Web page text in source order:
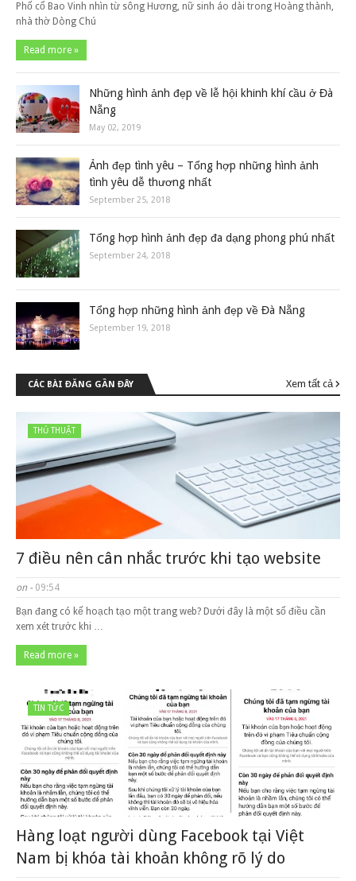
Phố cổ Bao Vinh nhìn từ sông Hương, nữ sinh áo dài trong Hoàng thành,
nhà thờ Dòng Chú
Read more »
Những hình ảnh đẹp về lễ hội khinh khí cầu ở Đà
Nẵng
May 02, 2019
Ảnh đẹp tình yêu – Tổng hợp những hình ảnh
tình yêu dễ thương nhất
September 25, 2018
Tổng hợp hình ảnh đẹp đa dạng phong phú nhất
September 24, 2018
Tổng hợp những hình ảnh đẹp về Đà Nẵng
September 19, 2018
CÁC BÀI ĐĂNG GẦN ĐÂY Xem tất cả
THỦ THUẬT
7 điều nên cân nhắc trước khi tạo website
on - 09:54
Bạn đang có kế hoạch tạo một trang web? Dưới đây là một số điều cần
xem xét trước khi …
Read more »
TIN TỨC
Hàng loạt người dùng Facebook tại Việt
Nam bị khóa tài khoản không rõ lý do